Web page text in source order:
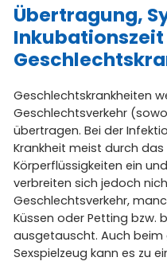
Übertragung,
Geschlechtskrankheiten
Geschlechtsverkehr
übertragen. Bei der
Krankheit meist durch
Körperflüssigkeiten ein
verbreiten sich jedoch
Geschlechtsverkehr,
Küssen oder Petting bzw.
ausgetauscht. Auch
Sexspielzeug kann es zu